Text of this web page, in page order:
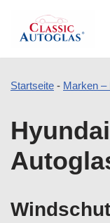
Inhalt
Startseite - Marken –